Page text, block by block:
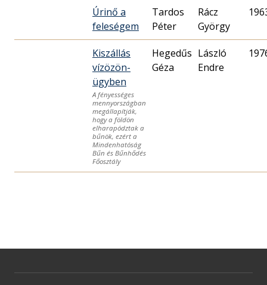
Úrinő a
feleségem
Tardos
Péter
Rácz
György
Kiszállás
vízözön-
ügyben
A fényességes
mennyországban
megállapítják,
hogy a földön
elharapództak a
bűnök, ezért a
Mindenhatóság
Bűn és Bűnhődés
Főosztály
Hegedűs
Géza
László
Endre